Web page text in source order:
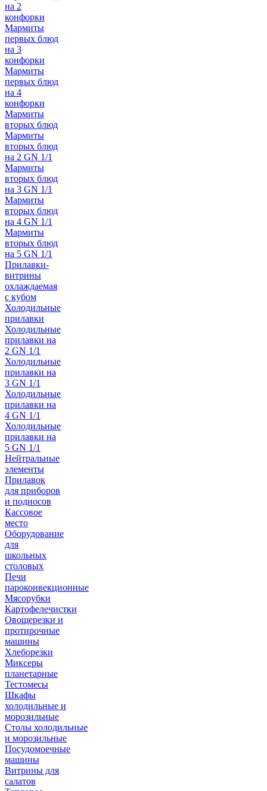
на 2
конфорки
Мармиты
первых блюд
на 3
конфорки
Мармиты
первых блюд
на 4
конфорки
Мармиты
вторых блюд
Мармиты
вторых блюд
на 2 GN 1/1
Мармиты
вторых блюд
на 3 GN 1/1
Мармиты
вторых блюд
на 4 GN 1/1
Мармиты
вторых блюд
на 5 GN 1/1
Прилавки-
витрины
охлаждаемая
с кубом
Холодильные
прилавки
Холодильные
прилавки на
2 GN 1/1
Холодильные
прилавки на
3 GN 1/1
Холодильные
прилавки на
4 GN 1/1
Холодильные
прилавки на
5 GN 1/1
Нейтральные
элементы
Прилавок
для приборов
и подносов
Кассовое
место
Оборудование
для
школьных
столовых
Печи
пароконвекционные
Мясорубки
Картофелечистки
Овощерезки и
протирочные
машины
Хлеборезки
Миксеры
планетарные
Тестомесы
Шкафы
холодильные и
морозильные
Столы холодильные
и морозильные
Посудомоечные
машины
Витрины для
салатов